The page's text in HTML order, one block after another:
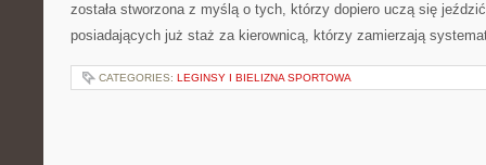
została stworzona z myślą o tych, którzy dopiero uczą się
posiadających już staż za kierownicą, którzy zamierzają
CATEGORIES: LEGINSY I BIELIZNA SPORTOWA